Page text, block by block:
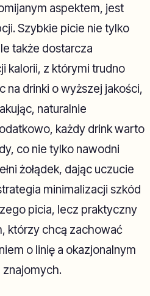
aspektem, jest
Szybkie picie nie tylko
także dostarcza
kalorii, z którymi trudno
na drinki o wyższej jakości,
naturalnie
każdy drink warto
co nie tylko nawodni
żołądek, dając uczucie
minimalizacji szkód
picia, lecz praktyczny
którzy chcą zachować
o linię a okazjonalnym